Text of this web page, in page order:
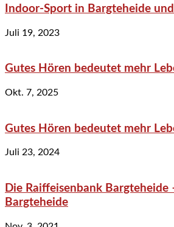
Indoor-Sport in Bargteheide
Juli 19, 2023
Gutes Hören bedeutet mehr
Okt. 7, 2025
Gutes Hören bedeutet mehr
Juli 23, 2024
Die Raiffeisenbank Bargteheide
Bargteheide